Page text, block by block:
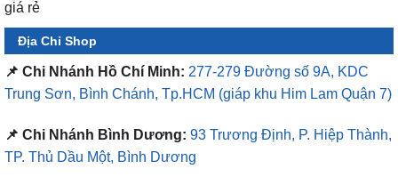
Địa Chỉ Shop
📌 Chi Nhánh Hồ Chí Minh: 277-279 Đường số 9A, KDC
Trung Sơn, Bình Chánh, Tp.HCM (giáp khu Him Lam Quận 7)
📌 Chi Nhánh Bình Dương: 93 Trương Định, P. Hiệp Thành,
TP. Thủ Dầu Một, Bình Dương